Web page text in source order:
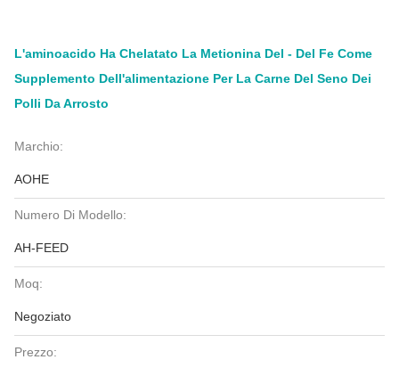
L'aminoacido Ha Chelatato La Metionina Del ‐ Del Fe Come
Supplemento Dell'alimentazione Per La Carne Del Seno Dei
Polli Da Arrosto
Marchio:
AOHE
Numero Di Modello:
AH-FEED
Moq:
Negoziato
Prezzo: